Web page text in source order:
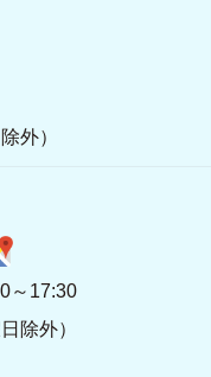
外）
～17:30
除外）